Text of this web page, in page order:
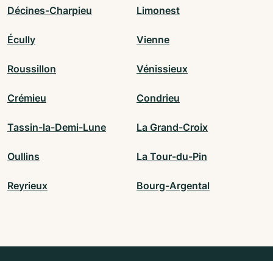
Décines-Charpieu Limonest
Écully Vienne
Roussillon Vénissieux
Crémieu Condrieu
Tassin-la-Demi-Lune La Grand-Croix
Oullins La Tour-du-Pin
Reyrieux Bourg-Argental